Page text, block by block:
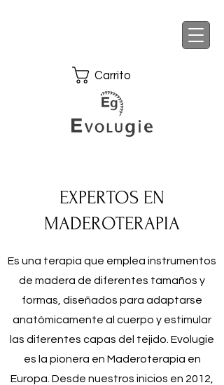
Carrito
EXPERTOS EN
MADEROTERAPIA
Es una terapia que emplea instrumentos
de madera de diferentes tamaños y
formas, diseñados para adaptarse
anatómicamente al cuerpo y estimular
las diferentes capas del tejido. Evolugie
es la pionera en Maderoterapia en
Europa. Desde nuestros inicios en 2012,